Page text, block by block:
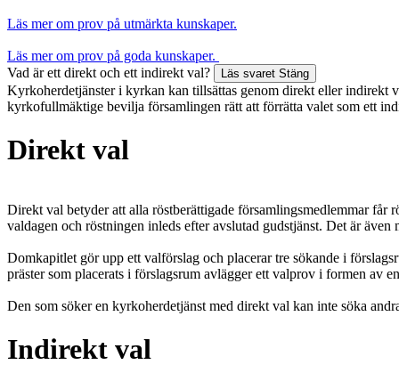
Läs mer om prov på utmärkta kunskaper.
Läs mer om prov på goda kunskaper.
Vad är ett direkt och ett indirekt val?
Läs svaret Stäng
Kyrkoherdetjänster i kyrkan kan tillsättas genom direkt eller indirekt
kyrkofullmäktige bevilja församlingen rätt att förrätta valet som ett
Direkt val
Direkt val betyder att alla röstberättigade församlingsmedlemmar får
valdagen och röstningen inleds efter avslutad gudstjänst. Det är
Domkapitlet gör upp ett valförslag och placerar tre sökande i
präster som placerats i förslagsrum avlägger ett valprov i formen av
Den som söker en kyrkoherdetjänst med direkt val kan inte söka
Indirekt val